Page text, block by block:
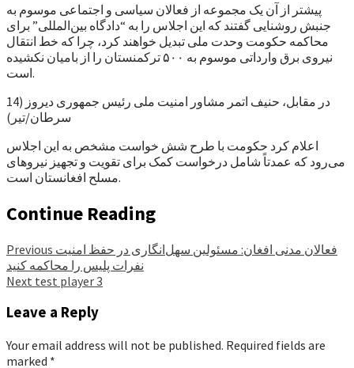
پیشتر از آن یک مجموعه از فعالان سیاسی و اجتماعی موسوم به
جنبش روشنایی گفتند که این اجلاس را به “دادگاه بین‌المللی” برای
محاکمه حکومت وحدت ملی تبدیل خواهند کرد، چرا که خط انتقال
نیروی برق وارداتی موسوم به ۵۰۰ ترکمنستان را از بامیان نکشیده
است.
در مقابل، حنیف اتمر مشاور امنیت ملی رئیس جمهوری دیروز (14
سرطان/تیر)
اعلام کرد حکومت با طرح شش خواست مشخص به این اجلاس
می‌رود که عمدتاً شامل درخواست کمک برای تقویت و تجهیز نیروهای
مسلح افغانستان است.
Continue Reading
Previous
نفرات پلیس را محاکمه کنید
Next test player 3
Leave a Reply
Your email address will not be published. Required fields are
marked *